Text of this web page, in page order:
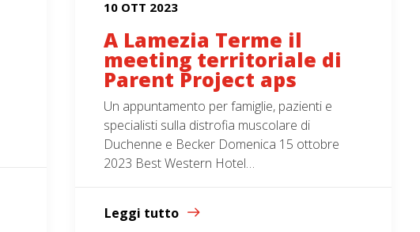
10 OTT 2023
A Lamezia Terme il
meeting territoriale di
Parent Project aps
Un appuntamento per famiglie, pazienti e
specialisti sulla distrofia muscolare di
Duchenne e Becker Domenica 15 ottobre
2023 Best Western Hotel…
Leggi tutto